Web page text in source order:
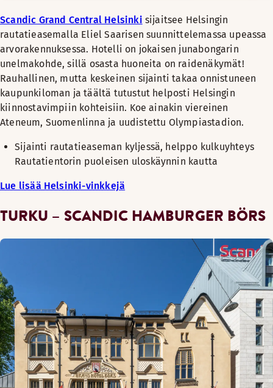
Scandic Grand Central Helsinki sijaitsee Helsingin
rautatieasemalla Eliel Saarisen suunnittelemassa upeassa
arvorakennuksessa. Hotelli on jokaisen junabongarin
unelmakohde, sillä osasta huoneita on raidenäkymät!
Rauhallinen, mutta keskeinen sijainti takaa onnistuneen
kaupunkiloman ja täältä tutustut helposti Helsingin
kiinnostavimpiin kohteisiin. Koe ainakin viereinen
Ateneum, Suomenlinna ja uudistettu Olympiastadion.
Sijainti rautatieaseman kyljessä, helppo kulkuyhteys
Rautatientorin puoleisen uloskäynnin kautta
Lue lisää Helsinki-vinkkejä
TURKU – SCANDIC HAMBURGER BÖRS